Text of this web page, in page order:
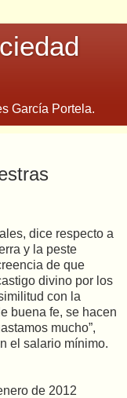
García Portela.
dice respecto a
y la peste
de que
divino por los
con la
buena fe, se hacen
mucho”,
el salario mínimo.
de 2012